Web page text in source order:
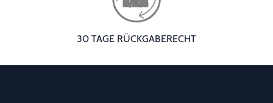
30 TAGE RÜCKGABERECHT